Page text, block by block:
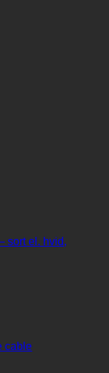
sort el. hvid,